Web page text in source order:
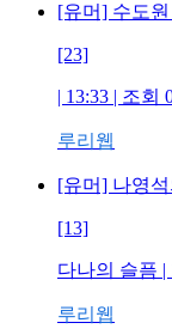
[유머] 수도
[23]
| 13:33 | 조회
루리웹
[유머] 나영
[13]
다나의 슬픔 |
루리웹